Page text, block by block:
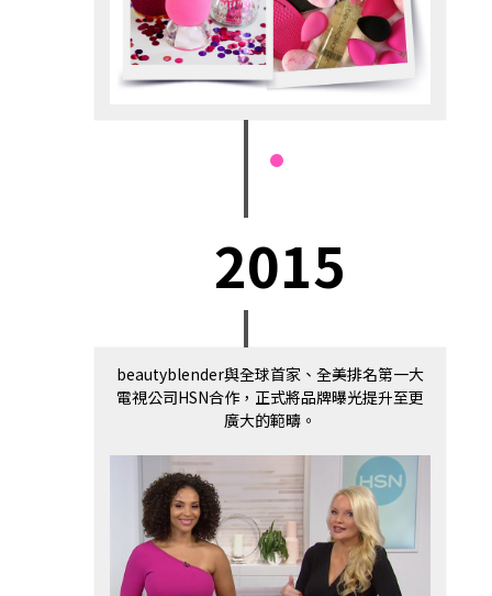
2015
beautyblender與全球首家、全美排名第一大
電視公司HSN合作，正式將品牌曝光提升至更
廣大的範疇。